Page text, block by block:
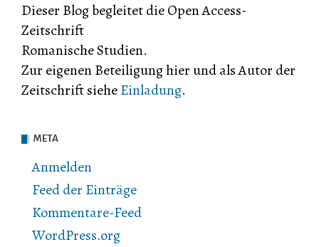
Dieser Blog begleitet die Open Access-
Zeitschrift
Romanische Studien.
Zur eigenen Beteiligung hier und als Autor der
Zeitschrift sieheEinladung.
META
Anmelden
Feed der Einträge
Kommentare-Feed
WordPress.org